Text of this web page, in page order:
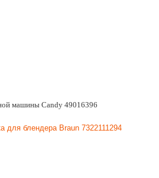
машины Candy 49016396